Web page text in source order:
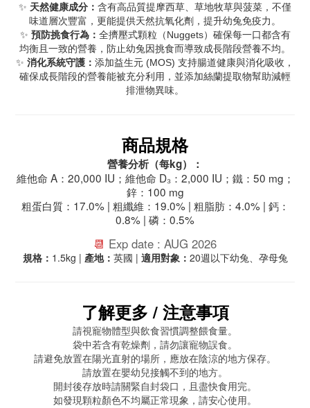
✨ 天然健康成分： 含有高品質提摩西草、草地牧草與菠菜，不僅
味道層次豐富，更能提供天然抗氧化劑，提升幼兔免疫力。
✨ 預防挑食行為： 全擠壓式顆粒（Nuggets）確保每一口都含有
均衡且一致的營養，防止幼兔因挑食而導致成長階段營養不均。
✨ 消化系統守護： 添加益生元 (MOS) 支持腸道健康與消化吸收，
確保成長階段的營養能被充分利用，並添加絲蘭提取物幫助減輕
排泄物異味。
商品規格
營養分析（每kg）：
維他命 A：20,000 IU；維他命 D₃：2,000 IU；鐵：50 mg；
鋅：100 mg
粗蛋白質：17.0% | 粗纖維：19.0% | 粗脂肪：4.0% | 鈣：
0.8% | 磷：0.5%
📆 Exp date : AUG 2026
規格： 1.5kg | 產地： 英國 | 適用對象： 20週以下幼兔、孕母兔
了解更多 / 注意事項
請視寵物體型與飲食習慣調整餵食量。
袋中若含有乾燥劑，請勿讓寵物誤食。
請避免放置在陽光直射的場所，應放在陰涼的地方保存。
請放置在嬰幼兒接觸不到的地方。
開封後存放時請關緊自封袋口，且盡快食用完。
如發現顆粒顏色不均屬正常現象，請安心使用。